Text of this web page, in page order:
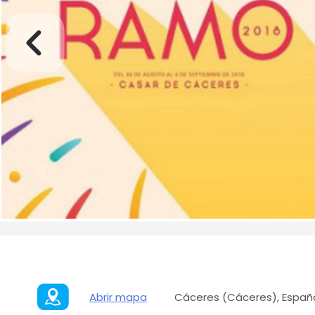
Abrir mapa Cáceres (Cáceres),